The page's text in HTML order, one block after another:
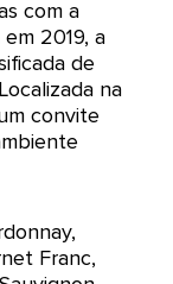
com a
2019, a
de
na
convite
Franc,